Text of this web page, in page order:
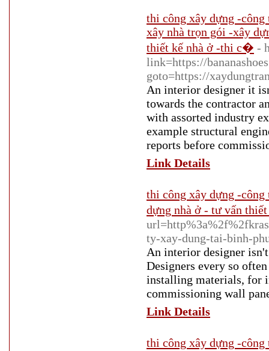
thi công xây dựng -
xây nhà trọn gói -xây
thiết kế nhà ở -thi c� -
link=https://
goto=https://
An interior designer it
towards the contractor
with assorted industry
example structural
reports before
Link Details
thi công xây dựng -
dựng nhà ở - tư vấn
ty-xay-dung-tai-binh-
An interior designer
Designers every so
installing materials, for
commissioning wall
Link Details
thi công xây dựng -